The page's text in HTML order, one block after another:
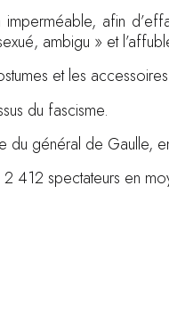
afin
ambigu » et
et les
du fascisme.
général de Gaulle,
412 spectateurs en